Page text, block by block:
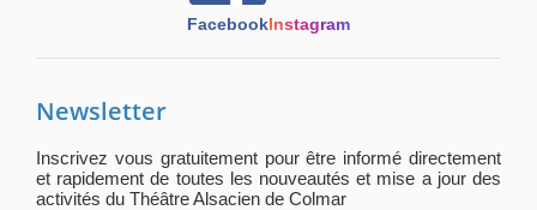
FacebookInstagram
Newsletter
Inscrivez vous gratuitement pour être informé directement
et rapidement de toutes les nouveautés et mise a jour des
activités du Théâtre Alsacien de Colmar